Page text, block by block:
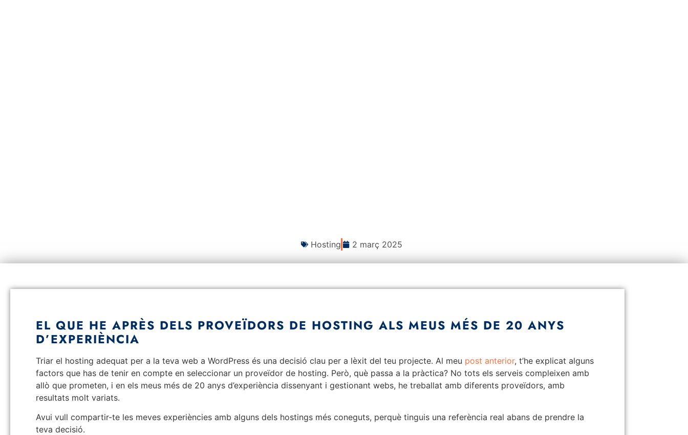
Hosting 2 març 2025
EL QUE HE APRÈS DELS PROVEÏDORS DE HOSTING ALS MEUS MÉS DE 20 ANYS
D’EXPERIÈNCIA
Triar el hosting adequat per a la teva web a WordPress és una decisió clau per a lèxit del teu projecte. Al meu post anterior, t’he explicat alguns
factors que has de tenir en compte en seleccionar un proveïdor de hosting. Però, què passa a la pràctica? No tots els serveis compleixen amb
allò que prometen, i en els meus més de 20 anys d’experiència dissenyant i gestionant webs, he treballat amb diferents proveïdors, amb
resultats molt variats.
Avui vull compartir-te les meves experiències amb alguns dels hostings més coneguts, perquè tinguis una referència real abans de prendre la
teva decisió.